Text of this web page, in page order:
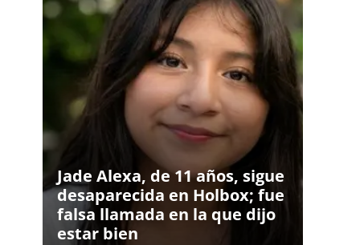
Jade Alexa, de 11 años, sigue
desaparecida en Holbox; fue
falsa llamada en la que dijo
estar bien